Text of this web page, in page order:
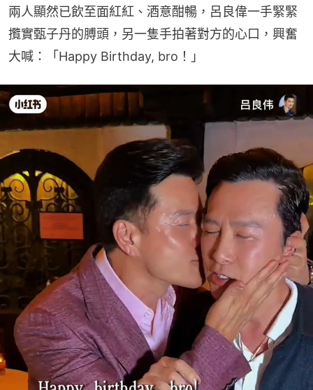
兩人顯然已飲至面紅紅、酒意酣暢，呂良偉一手緊緊
攬實甄子丹的膊頭，另一隻手拍著對方的心口，興奮
大喊：「Happy Birthday, bro！」